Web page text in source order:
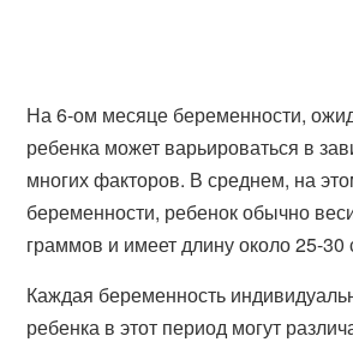
На 6-ом месяце беременности,
ребенка может варьироваться в
многих факторов. В среднем, на
беременности, ребенок обычно
граммов и имеет длину около 25-30
Каждая беременность
ребенка в этот период могут